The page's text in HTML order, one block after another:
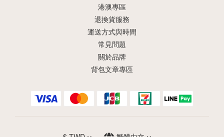
港澳專區
退換貨服務
運送方式與時間
常見問題
關於品牌
背包文章專區